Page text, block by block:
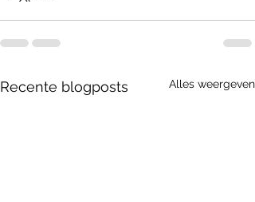
Recente blogposts Alles weergeven